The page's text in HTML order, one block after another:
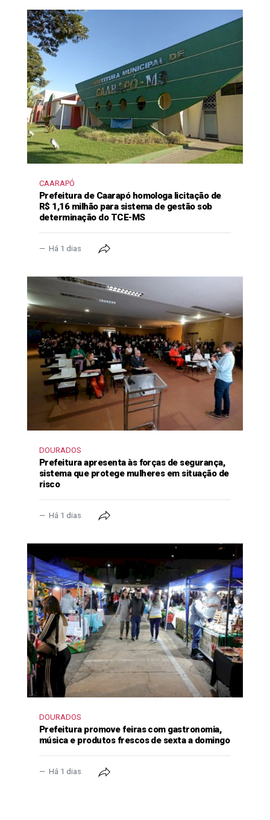
CAARAPÓ
Prefeitura de Caarapó homologa licitação de
R$ 1,16 milhão para sistema de gestão sob
determinação do TCE-MS
Há 1 dias
DOURADOS
Prefeitura apresenta às forças de segurança,
sistema que protege mulheres em situação de
risco
Há 1 dias
DOURADOS
Prefeitura promove feiras com gastronomia,
música e produtos frescos de sexta a domingo
Há 1 dias